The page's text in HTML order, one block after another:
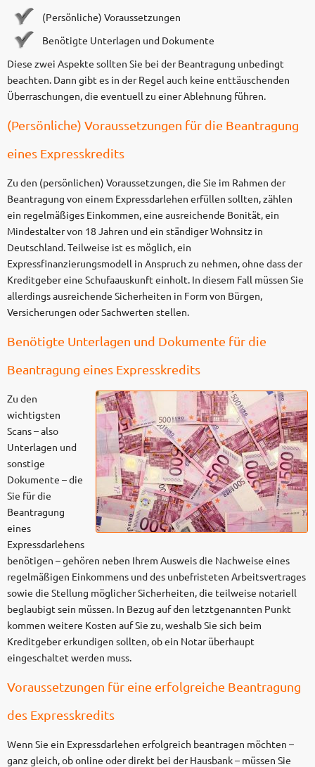
(Persönliche) Voraussetzungen
Benötigte Unterlagen und Dokumente
Diese zwei Aspekte sollten Sie bei der Beantragung unbedingt
beachten. Dann gibt es in der Regel auch keine enttäuschenden
Überraschungen, die eventuell zu einer Ablehnung führen.
(Persönliche) Voraussetzungen für die Beantragung
eines Expresskredits
Zu den (persönlichen) Voraussetzungen, die Sie im Rahmen der
Beantragung von einem Expressdarlehen erfüllen sollten, zählen
ein regelmäßiges Einkommen, eine ausreichende Bonität, ein
Mindestalter von 18 Jahren und ein ständiger Wohnsitz in
Deutschland. Teilweise ist es möglich, ein
Expressfinanzierungsmodell in Anspruch zu nehmen, ohne dass der
Kreditgeber eine Schufaauskunft einholt. In diesem Fall müssen Sie
allerdings ausreichende Sicherheiten in Form von Bürgen,
Versicherungen oder Sachwerten stellen.
Benötigte Unterlagen und Dokumente für die
Beantragung eines Expresskredits
Zu den
wichtigsten
Scans – also
Unterlagen und
sonstige
Dokumente – die
Sie für die
Beantragung
eines
Expressdarlehens
benötigen – gehören neben Ihrem Ausweis die Nachweise eines
regelmäßigen Einkommens und des unbefristeten Arbeitsvertrages
sowie die Stellung möglicher Sicherheiten, die teilweise notariell
beglaubigt sein müssen. In Bezug auf den letztgenannten Punkt
kommen weitere Kosten auf Sie zu, weshalb Sie sich beim
Kreditgeber erkundigen sollten, ob ein Notar überhaupt
eingeschaltet werden muss.
Voraussetzungen für eine erfolgreiche Beantragung
des Expresskredits
Wenn Sie ein Expressdarlehen erfolgreich beantragen möchten –
ganz gleich, ob online oder direkt bei der Hausbank – müssen Sie